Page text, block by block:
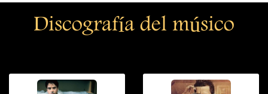
Discografía del músico